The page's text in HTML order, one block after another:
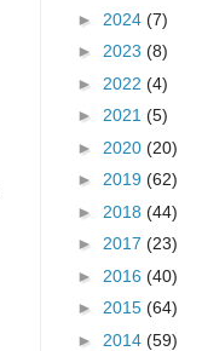
► 2024 (7)
► 2023 (8)
► 2022 (4)
► 2021 (5)
► 2020 (20)
► 2019 (62)
► 2018 (44)
► 2017 (23)
► 2016 (40)
► 2015 (64)
► 2014 (59)